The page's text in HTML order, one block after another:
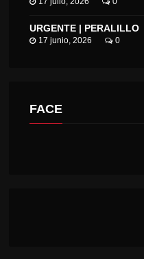
URGENTE | PERALILLO
17 junio, 2026 0
FACE